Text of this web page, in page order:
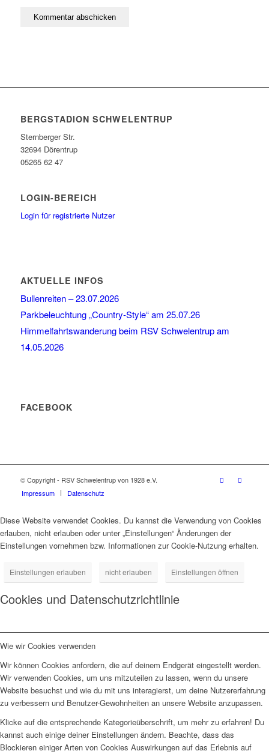
BERGSTADION SCHWELENTRUP
Sternberger Str.
32694 Dörentrup
05265 62 47
LOGIN-BEREICH
Login für registrierte Nutzer
AKTUELLE INFOS
Bullenreiten – 23.07.2026
Parkbeleuchtung „Country-Style“ am 25.07.26
Himmelfahrtswanderung beim RSV Schwelentrup am
14.05.2026
FACEBOOK
© Copyright - RSV Schwelentrup von 1928 e.V.
Impressum
Datenschutz
Diese Website verwendet Cookies. Du kannst die Verwendung von Cookies
erlauben, nicht erlauben oder unter „Einstellungen“ Änderungen der
Einstellungen vornehmen bzw. Informationen zur Cookie-Nutzung erhalten.
Einstellungen erlauben nicht erlauben Einstellungen öffnen
Cookies und Datenschutzrichtlinie
Wie wir Cookies verwenden
Wir können Cookies anfordern, die auf deinem Endgerät eingestellt werden.
Wir verwenden Cookies, um uns mitzuteilen zu lassen, wenn du unsere
Website besuchst und wie du mit uns interagierst, um deine Nutzererfahrung
zu verbessern und Benutzer-Gewohnheiten an unsere Website anzupassen.
Klicke auf die entsprechende Kategorieüberschrift, um mehr zu erfahren! Du
kannst auch einige deiner Einstellungen ändern. Beachte, dass das
Blockieren einiger Arten von Cookies Auswirkungen auf das Erlebnis auf